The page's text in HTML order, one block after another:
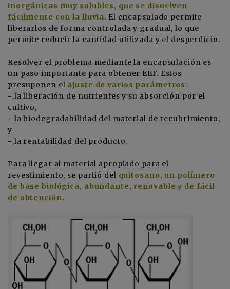
inorgánicas muy solubles, que se disuelven
fácilmente con la lluvia. El encapsulado permite
liberarlos de forma controlada y gradual, lo que
permite reducir la cantidad utilizada y el desperdicio.
Resolver el problema mediante la encapsulación es
un paso importante para obtener EEF. Estos
presuponen el ajuste de varios parámetros:
- la liberación de nutrientes y su absorción por el
cultivo,
- la biodegradabilidad del material de recubrimiento,
y
- la rentabilidad del producto.
Para llegar al material apropiado para el
revestimiento, se partió del quitosano, un polímero
de base biológica, abundante, renovable y de fácil
de obtención.